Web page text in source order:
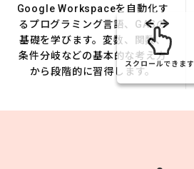
Google Workspaceを自動化す
るプログラミング言語、GASの
基礎を学びます。変数、関数、
条件分岐などの基本的な考え方
から段階的に習得します。
スクロールできます